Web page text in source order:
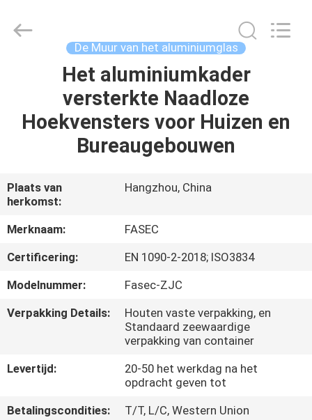
PRODUCTEN
ONS
FABRIEKSREIS
KWALITEITSCONTROLE
CONTACTEER
FASEC
Buildings
De Muur van het aluminiumglas
Het aluminiumkader
versterkte Naadloze
Hoekvensters voor Huizen en
Bureaugebouwen
Plaats van
herkomst:
Hangzhou, China
Merknaam:
FASEC
Certificering:
EN 1090-2-2018; ISO3834
Modelnummer:
Fasec-ZJC
Verpakking Details:
Houten vaste verpakking, en
Standaard zeewaardige
verpakking van container
Levertijd:
20-50 het werkdag na het
opdracht geven tot
Betalingscondities:
T/T, L/C, Western Union